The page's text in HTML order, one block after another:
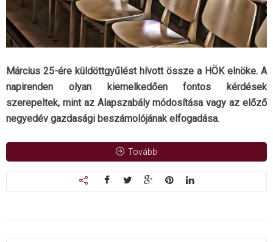
Március 25-ére küldöttgyűlést hívott össze a HÖK elnöke. A
napirenden olyan kiemelkedően fontos kérdések
szerepeltek, mint az Alapszabály módosítása vagy az előző
negyedév gazdasági beszámolójának elfogadása.
Tovább